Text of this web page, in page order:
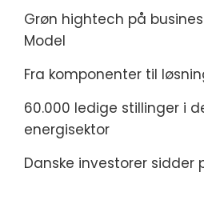
Grøn hightech på
Model
Fra komponenter til
60.000 ledige stillinger i
energisektor
Danske investorer sidder